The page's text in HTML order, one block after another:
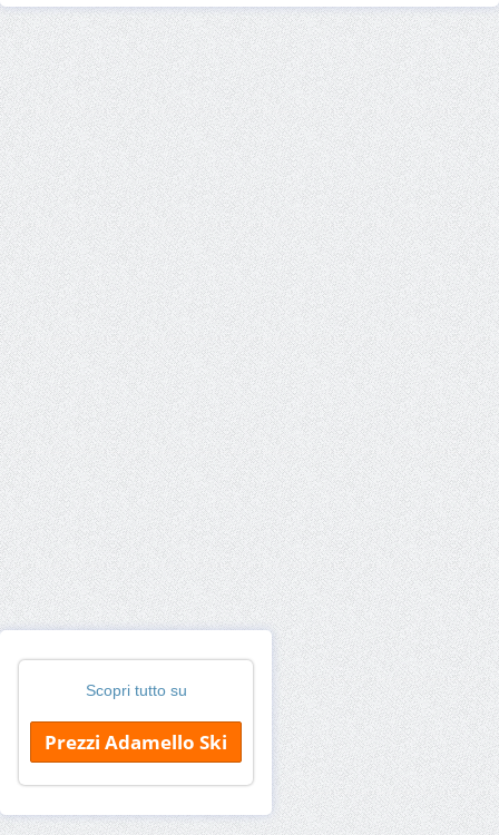
Scopri tutto su
Prezzi Adamello Ski